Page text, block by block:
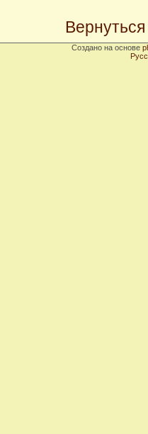
Создано на основе